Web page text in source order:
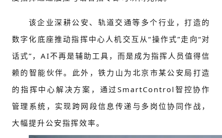
该企业深耕公安、轨道交通等多个行业，打造的
数字化底座推动指挥中心人机交互从“操作式”走向“对
话式”，AI不再是辅助工具，而是成为指挥人员值得信
赖的智能伙伴。此外，铁力山为北京市某公安局打造
的指挥中心解决方案，通过SmartControl智控协作
管理系统，实现跨网段信息传递与多岗位协同作战，
大幅提升公安指挥效率。